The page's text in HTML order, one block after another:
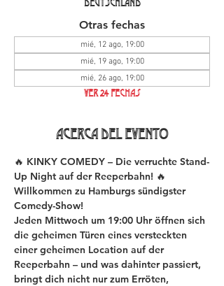
Deutschland
Otras fechas
mié, 12 ago, 19:00
mié, 19 ago, 19:00
mié, 26 ago, 19:00
Ver 24 fechas
Acerca del evento
🔥 KINKY COMEDY – Die verruchte Stand-
Up Night auf der Reeperbahn! 🔥
Willkommen zu Hamburgs sündigster
Comedy-Show!
Jeden Mittwoch um 19:00 Uhr öffnen sich
die geheimen Türen eines versteckten
einer geheimen Location auf der
Reeperbahn – und was dahinter passiert,
bringt dich nicht nur zum Erröten,